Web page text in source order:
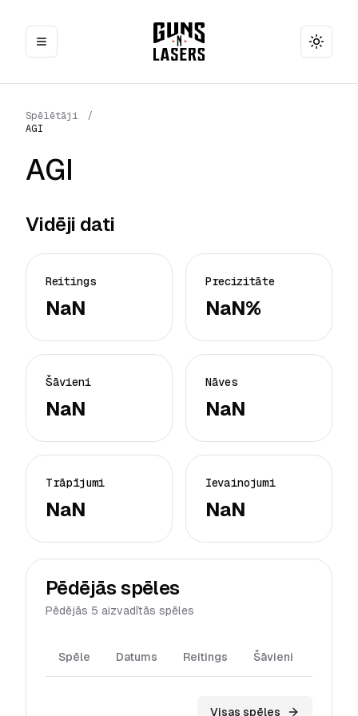
Toggle
Spēlētāji
/
AGI
AGI
Vidēji dati
Reitings
NaN
Precizitāte
NaN%
Šāvieni
NaN
Nāves
NaN
Trāpījumi
NaN
Ievainojumi
NaN
Pēdējās spēles
Pēdējās 5 aizvadītās spēles
Spēle Datums Reitings Šāvieni
Visas spēles